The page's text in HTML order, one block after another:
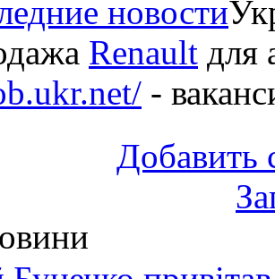
новости
Renault для
-
Добавить